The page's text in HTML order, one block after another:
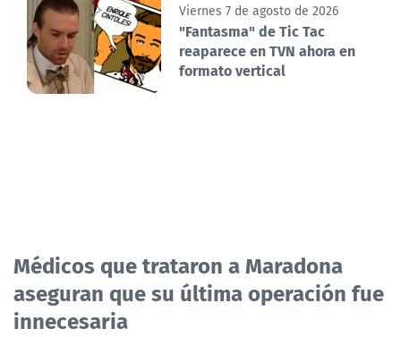
Viernes 7 de agosto de 2026
"Fantasma" de Tic Tac
reaparece en TVN ahora en
formato vertical
Médicos que trataron a Maradona
aseguran que su última operación fue
innecesaria